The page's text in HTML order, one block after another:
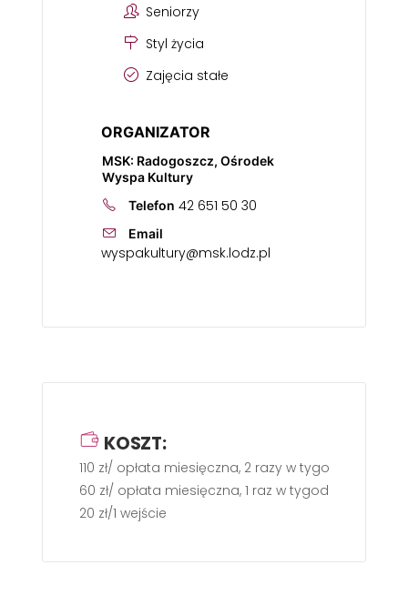
Seniorzy
Styl życia
Zajęcia stałe
ORGANIZATOR
MSK: Radogoszcz, Ośrodek
Wyspa Kultury
Telefon 42 651 50 30
Email
wyspakultury@msk.lodz.pl
KOSZT:
110 zł/ opłata miesięczna, 2 razy w tygodniu po 60
60 zł/ opłata miesięczna, 1 raz w tygodniu po 60
20 zł/1 wejście